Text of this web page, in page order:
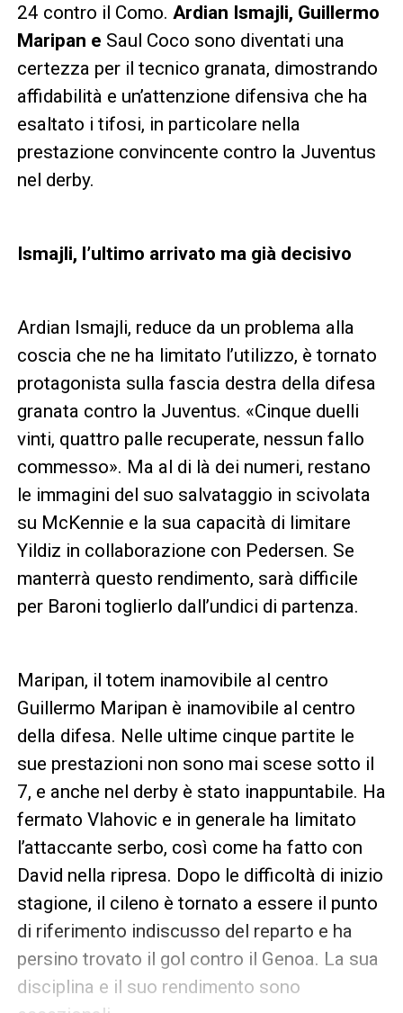
24 contro il Como. Ardian Ismajli, Guillermo
Maripan e Saul Coco sono diventati una
certezza per il tecnico granata, dimostrando
affidabilità e un’attenzione difensiva che ha
esaltato i tifosi, in particolare nella
prestazione convincente contro la Juventus
nel derby.
Ismajli, l’ultimo arrivato ma già decisivo
Ardian Ismajli, reduce da un problema alla
coscia che ne ha limitato l’utilizzo, è tornato
protagonista sulla fascia destra della difesa
granata contro la Juventus. «Cinque duelli
vinti, quattro palle recuperate, nessun fallo
commesso». Ma al di là dei numeri, restano
le immagini del suo salvataggio in scivolata
su McKennie e la sua capacità di limitare
Yildiz in collaborazione con Pedersen. Se
manterrà questo rendimento, sarà difficile
per Baroni toglierlo dall’undici di partenza.
Maripan, il totem inamovibile al centro
Guillermo Maripan è inamovibile al centro
della difesa. Nelle ultime cinque partite le
sue prestazioni non sono mai scese sotto il
7, e anche nel derby è stato inappuntabile. Ha
fermato Vlahovic e in generale ha limitato
l’attaccante serbo, così come ha fatto con
David nella ripresa. Dopo le difficoltà di inizio
stagione, il cileno è tornato a essere il punto
di riferimento indiscusso del reparto e ha
persino trovato il gol contro il Genoa. La sua
disciplina e il suo rendimento sono